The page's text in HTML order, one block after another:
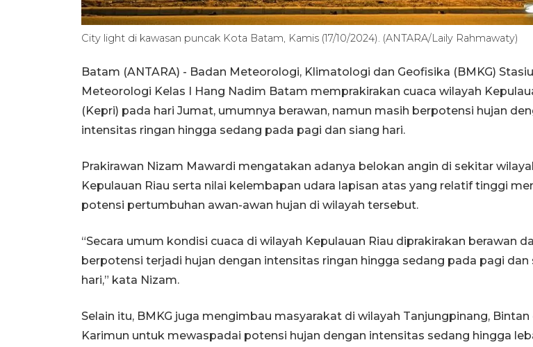
City light di kawasan puncak Kota Batam, Kamis (17/10/2024). (ANTARA/Laily Rahmawaty)
Batam (ANTARA) - Badan Meteorologi, Klimatologi dan Geofisika (BMKG)
Meteorologi Kelas I Hang Nadim Batam memprakirakan cuaca wilayah
(Kepri) pada hari Jumat, umumnya berawan, namun masih berpotensi hujan
intensitas ringan hingga sedang pada pagi dan siang hari.
Prakirawan Nizam Mawardi mengatakan adanya belokan angin di sekitar
Kepulauan Riau serta nilai kelembapan udara lapisan atas yang relatif tinggi
potensi pertumbuhan awan-awan hujan di wilayah tersebut.
“Secara umum kondisi cuaca di wilayah Kepulauan Riau diprakirakan berawan
berpotensi terjadi hujan dengan intensitas ringan hingga sedang pada pagi dan
hari,” kata Nizam.
Selain itu, BMKG juga mengimbau masyarakat di wilayah Tanjungpinang, Bintan
Karimun untuk mewaspadai potensi hujan dengan intensitas sedang hingga